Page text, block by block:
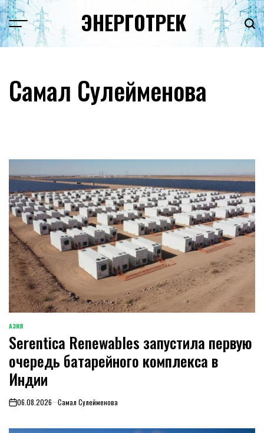
Перейти
к
содержимому
ЭНЕРГОТРЕК
Самал Сулейменова
ОПУБЛИКОВАНО
В
АЗИЯ
Serentica Renewables запустила первую
очередь батарейного комплекса в
Индии
on06.08.2026 Самал Сулейменова